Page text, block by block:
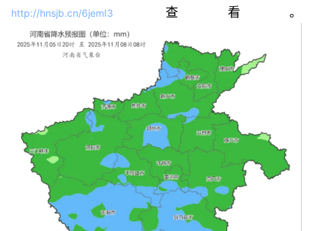
http://hnsjb.cn/6jemI3 查看。